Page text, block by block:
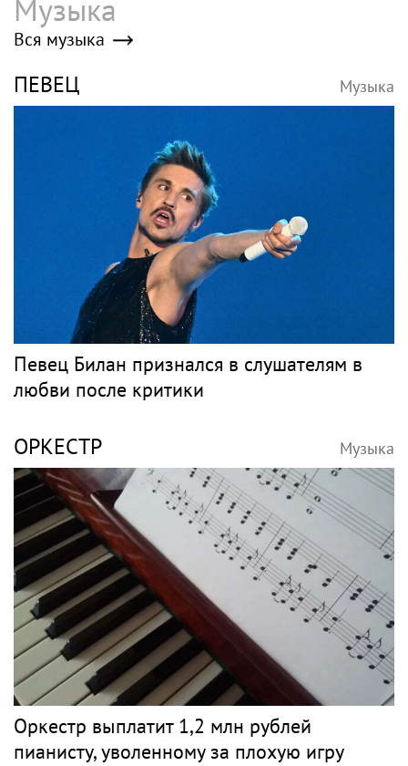
Музыка
Вся музыка
ПЕВЕЦ Музыка
Певец Билан признался в слушателям в
любви после критики
ОРКЕСТР Музыка
Оркестр выплатит 1,2 млн рублей
пианисту, уволенному за плохую игру